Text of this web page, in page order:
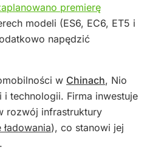
premierę
modeli (ES6, EC6, ET5 i
napędzić
w Chinach, Nio
technologii. Firma inwestuje
rozwój infrastruktury
ładowania), co stanowi jej